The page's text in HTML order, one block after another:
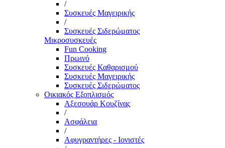
/
Συσκευές Μαγειρικής
/
Συσκευές Σιδερώματος
Μικροσυσκευές
Fun Cooking
Πρωινό
Συσκευές Καθαρισμού
Συσκευές Μαγειρικής
Συσκευές Σιδερώματος
Οικιακός Εξοπλισμός
Αξεσουάρ Κουζίνας
/
Ασφάλεια
/
Αφυγραντήρες - Ιονιστές